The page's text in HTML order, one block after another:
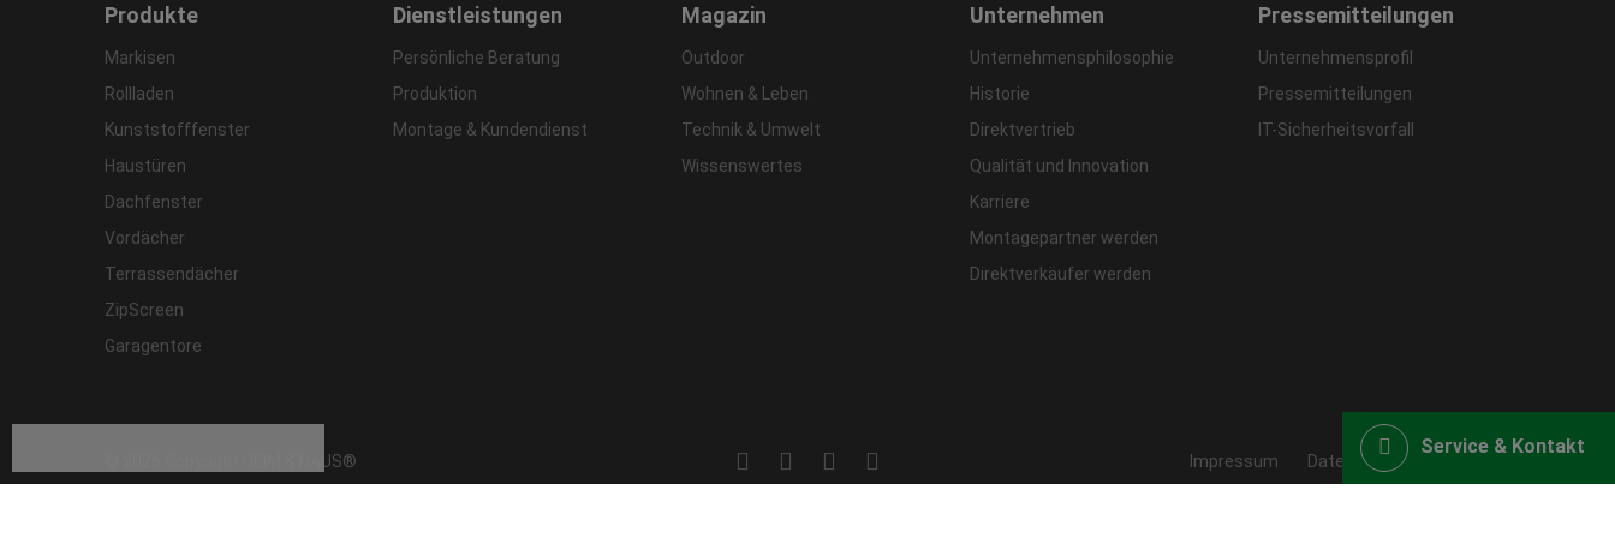
Service & Kontakt
Produkte
Markisen
Rollladen
Kunststofffenster
Haustüren
Dachfenster
Vordächer
Terrassendächer
ZipScreen
Garagentore
Dienstleistungen
Persönliche Beratung
Produktion
Montage & Kundendienst
Magazin
Outdoor
Wohnen & Leben
Technik & Umwelt
Wissenswertes
Unternehmen
Unternehmensphilosophie
Historie
Direktvertrieb
Qualität und Innovation
Karriere
Montagepartner werden
Direktverkäufer werden
Pressemitteilungen
Unternehmensprofil
Pressemitteilungen
IT-Sicherheitsvorfall
© 2026 Copyright HEIM & HAUS® Impressum Datenschutz